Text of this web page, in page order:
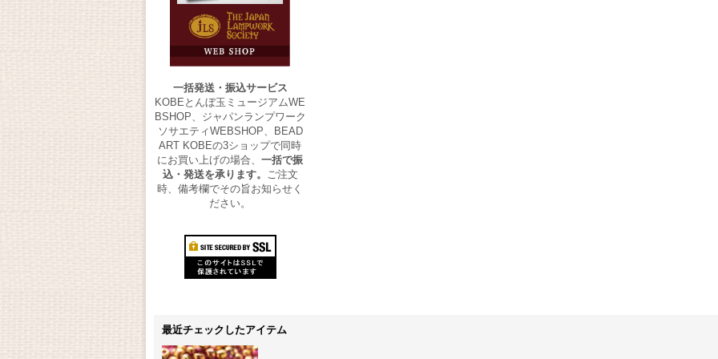
一括発送・振込サービス
KOBEとんぼ玉ミュージアムWE
BSHOP、ジャパンランプワーク
ソサエティWEBSHOP、BEAD
ART KOBEの3ショップで同時
にお買い上げの場合、 一括で振
込・発送を承ります。 ご注文
時、備考欄でその旨お知らせく
ださい。
最近チェックしたアイテム